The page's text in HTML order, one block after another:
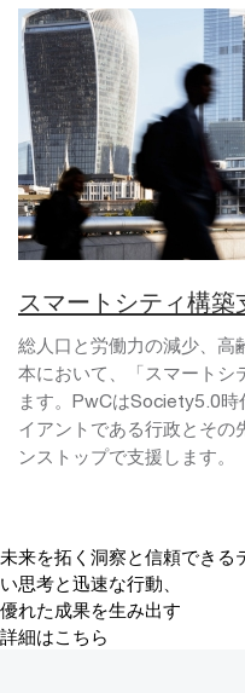
スマートシティ構築
総人口と労働力の減少、高
本において、「スマートシ
ます。PwCはSociety5.0時
イアントである行政とその
ンストップで支援します。
未来を拓く洞察と信頼できる
い思考と迅速な行動、
優れた成果を生み出す
詳細はこちら